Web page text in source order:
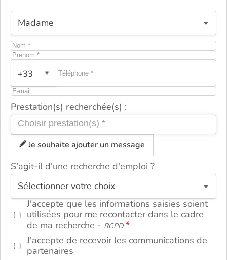
+33
Prestation(s) recherchée(s) :
Je souhaite ajouter un message
S'agit-il d'une recherche d'emploi ?
J'accepte que les informations saisies soient
utilisées pour me recontacter dans le cadre
de ma recherche - RGPD
J'accepte de recevoir les communications de
partenaires
ou